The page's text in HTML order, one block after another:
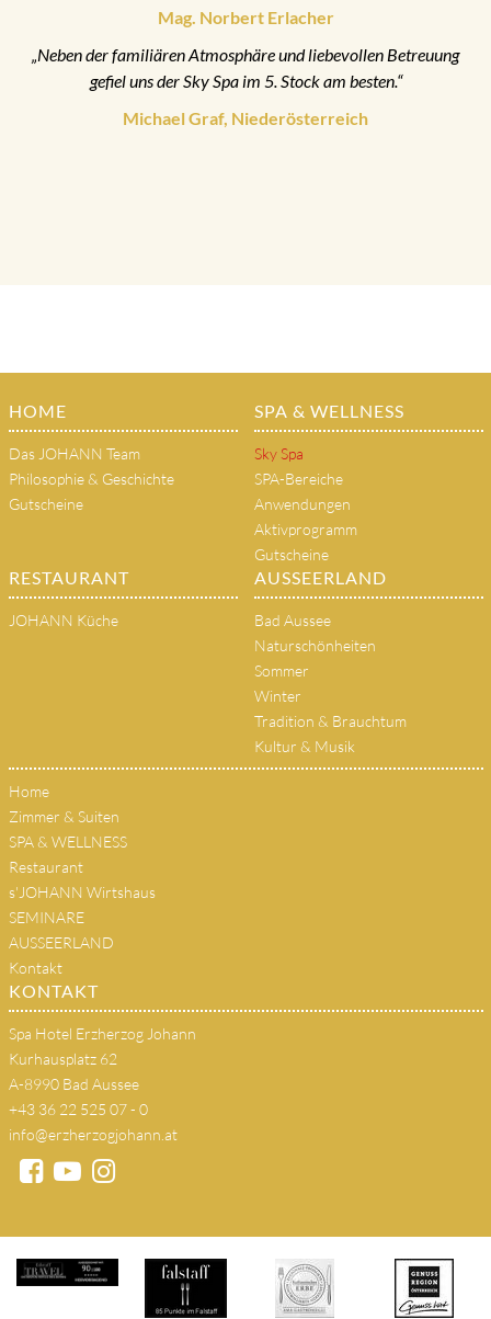
Mag. Norbert Erlacher
„Neben der familiären Atmosphäre und liebevollen Betreuung
gefiel uns der Sky Spa im 5. Stock am besten.“
Michael Graf, Niederösterreich
HOME
Das JOHANN Team
Philosophie & Geschichte
Gutscheine
SPA & WELLNESS
Sky Spa
SPA-Bereiche
Anwendungen
Aktivprogramm
Gutscheine
RESTAURANT
JOHANN Küche
AUSSEERLAND
Bad Aussee
Naturschönheiten
Sommer
Winter
Tradition & Brauchtum
Kultur & Musik
Home
Zimmer & Suiten
SPA & WELLNESS
Restaurant
s'JOHANN Wirtshaus
SEMINARE
AUSSEERLAND
Kontakt
KONTAKT
Spa Hotel Erzherzog Johann
Kurhausplatz 62
A-8990 Bad Aussee
+43 36 22 525 07 - 0
info@erzherzogjohann.at